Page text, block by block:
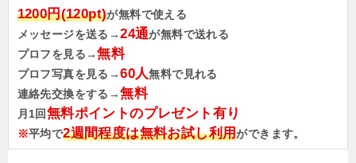
1200円(120pt)が無料で使える
メッセージを送る→24通が無料で送れる
プロフを見る→無料
プロフ写真を見る→60人無料で見れる
連絡先交換をする→無料
月1回無料ポイントのプレゼント有り
※平均で2週間程度は無料お試し利用ができます。